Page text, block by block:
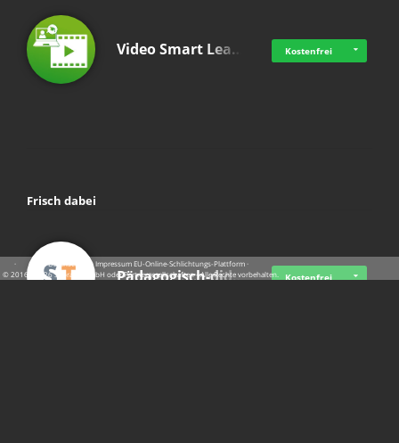
Video Smart Lea… Kostenfrei
Frisch dabei
Pädagogisch-did… Kostenfrei
· · ·Datenschutz ·Impressum EU-Online-Schlichtungs-Plattform·
© 2016 - 2026 SupraTix GmbH oder Partnergesellschaften - Alle Rechte vorbehalten.